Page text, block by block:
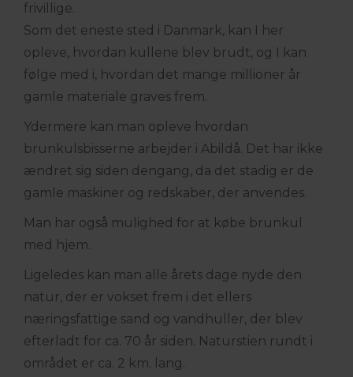
frivillige.
Som det eneste sted i Danmark, kan I her
opleve, hvordan kullene blev brudt, og I kan
følge med i, hvordan det mange millioner år
gamle materiale graves frem.
Ydermere kan man opleve hvordan
brunkulsbisserne arbejder i Abildå. Det har ikke
ændret sig siden dengang, da det stadig er de
gamle maskiner og redskaber, der anvendes.
Man har også mulighed for at købe brunkul
med hjem.
Ligeledes kan man alle årets dage nyde den
natur, der er vokset frem i det ellers
næringsfattige sand og vandhuller, der blev
efterladt for ca. 70 år siden. Naturstien rundt i
området er ca. 2 km. lang.